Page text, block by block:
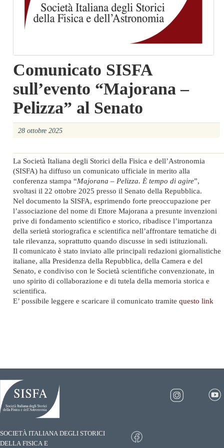
Comunicato SISFA
sull’evento “Majorana –
Pelizza” al Senato
28 ottobre 2025
La Società Italiana degli Storici della Fisica e dell’Astronomia
(SISFA) ha diffuso un comunicato ufficiale in merito alla
conferenza stampa “Majorana – Pelizza. È tempo di agire”,
svoltasi il 22 ottobre 2025 presso il Senato della Repubblica.
Nel documento la SISFA, esprimendo forte preoccupazione per
l’associazione del nome di Ettore Majorana a presunte invenzioni
prive di fondamento scientifico e storico, ribadisce l’importanza
della serietà storiografica e scientifica nell’affrontare tematiche di
tale rilevanza, soprattutto quando discusse in sedi istituzionali.
Il comunicato è stato inviato alle principali redazioni giornalistiche
italiane, alla Presidenza della Repubblica, della Camera e del
Senato, e condiviso con le Società scientifiche convenzionate, in
uno spirito di collaborazione e di tutela della memoria storica e
scientifica.
E’ possibile leggere e scaricare il comunicato tramite questo link
SOCIETÀ ITALIANA DEGLI STORICI
DELLA FISICA E